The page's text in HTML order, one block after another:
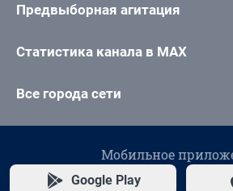
Предвыборная агитация
Статистика канала в MAX
Все города сети
Мобильное
Google Play